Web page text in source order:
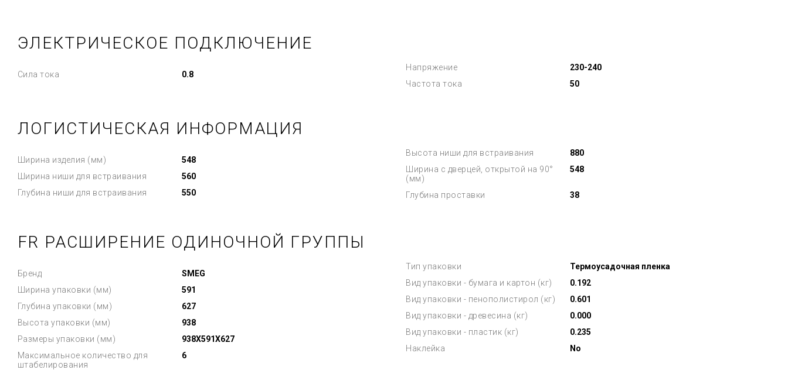
ЭЛЕКТРИЧЕСКОЕ ПОДКЛЮЧЕНИЕ
Сила тока 0.8
Напряжение
230-240
Частота тока
50
ЛОГИСТИЧЕСКАЯ ИНФОРМАЦИЯ
Ширина изделия (мм)
548
Ширина ниши для встраивания
560
Глубина ниши для встраивания
550
Высота ниши для встраивания
880
Ширина с дверцей, открытой на 90°
(мм)
548
Глубина проставки 38
FR РАСШИРЕНИЕ ОДИНОЧНОЙ ГРУППЫ
Бренд
SMEG
Ширина упаковки (мм)
591
Глубина упаковки (мм)
627
Высота упаковки (мм)
938
Размеры упаковки (мм)
938X591X627
Максимальное количество для
штабелирования
6
Тип упаковки
Термоусадочная пленка
Вид упаковки - бумага и картон (кг)
0.192
Вид упаковки - пенополистирол (кг)
0.601
Вид упаковки - древесина (кг)
0.000
Вид упаковки - пластик (кг)
0.235
Наклейка
No